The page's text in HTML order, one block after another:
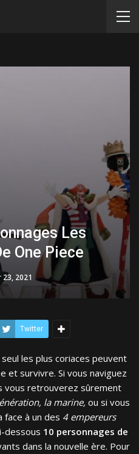
Les
One Piece
23, 2021
Twitter
les plus coriaces peuvent
et survivre. Si vous naviguez
vous retrouverez sûrement
la marine, ou si vous
face à un des 4 empereurs
dessous 10 personnages de
dans la nouvelle ère. Pour